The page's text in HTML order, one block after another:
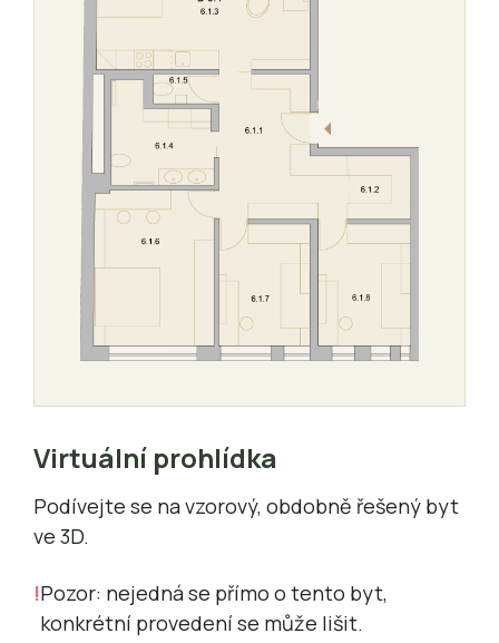
Virtuální prohlídka
Podívejte se na vzorový, obdobně řešený byt
ve 3D.
Pozor: nejedná se přímo o tento byt,
konkrétní provedení se může lišit.